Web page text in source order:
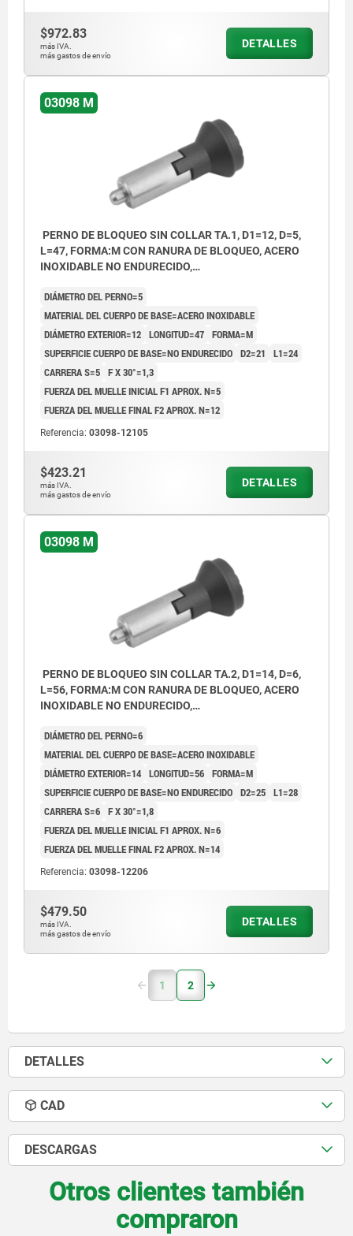
$972.83
más IVA.
más gastos de envío
DETALLES
03098 M
PERNO DE BLOQUEO SIN COLLAR TA.1, D1=12, D=5,
L=47, FORMA:M CON RANURA DE BLOQUEO, ACERO
INOXIDABLE NO ENDURECIDO,
DIÁMETRO DEL PERNO=5
MATERIAL DEL CUERPO DE BASE=ACERO INOXIDABLE
DIÁMETRO EXTERIOR=12 LONGITUD=47 FORMA=M
SUPERFICIE CUERPO DE BASE=NO ENDURECIDO D2=21
L1=24
CARRERA S=5 F X 30°=1,3
FUERZA DEL MUELLE INICIAL F1 APROX. N=5
FUERZA DEL MUELLE FINAL F2 APROX. N=12
Referencia: 03098-12105
$423.21
más IVA.
más gastos de envío
DETALLES
03098 M
PERNO DE BLOQUEO SIN COLLAR TA.2, D1=14, D=6,
L=56, FORMA:M CON RANURA DE BLOQUEO, ACERO
INOXIDABLE NO ENDURECIDO,
DIÁMETRO DEL PERNO=6
MATERIAL DEL CUERPO DE BASE=ACERO INOXIDABLE
DIÁMETRO EXTERIOR=14 LONGITUD=56 FORMA=M
SUPERFICIE CUERPO DE BASE=NO ENDURECIDO D2=25 L1=28
CARRERA S=6 F X 30°=1,8
FUERZA DEL MUELLE INICIAL F1 APROX. N=6
FUERZA DEL MUELLE FINAL F2 APROX. N=14
Referencia: 03098-12206
$479.50
más IVA.
más gastos de envío
DETALLES
1 2
DETALLES
CAD
DESCARGAS
Otros clientes también
compraron